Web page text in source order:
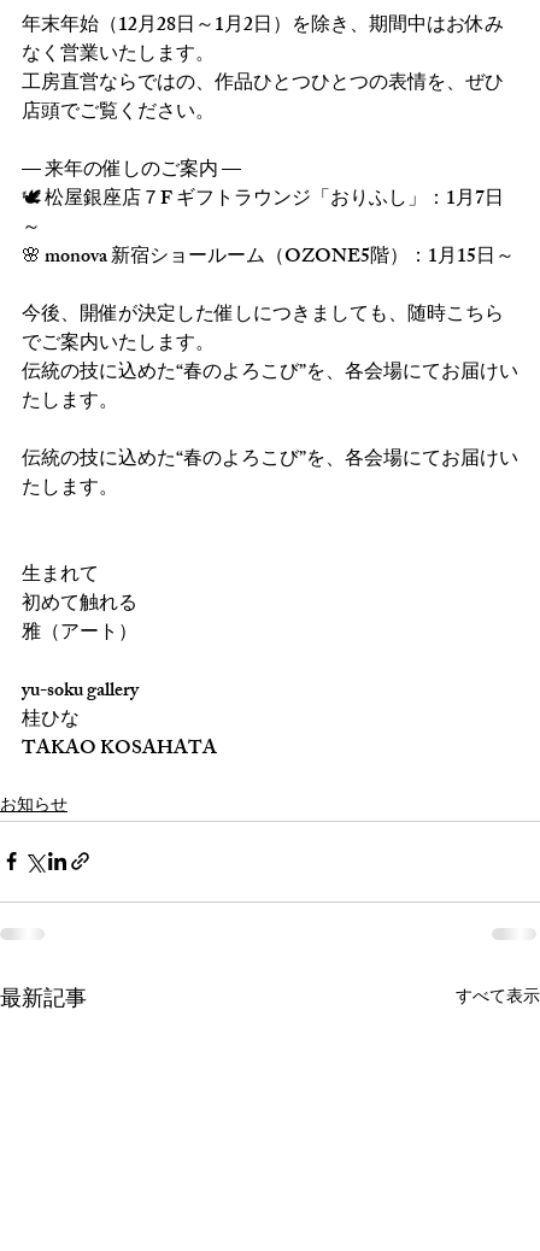
年末年始（12月28日～1月2日）を除き、期間中はお休み
なく営業いたします。
工房直営ならではの、作品ひとつひとつの表情を、ぜひ
店頭でご覧ください。
— 来年の催しのご案内 —
🕊 松屋銀座店７F ギフトラウンジ「おりふし」：1月7日
～
🌸 monova 新宿ショールーム（OZONE5階）：1月15日～
今後、開催が決定した催しにつきましても、随時こちら
でご案内いたします。
伝統の技に込めた“春のよろこび”を、各会場にてお届けい
たします。
伝統の技に込めた“春のよろこび”を、各会場にてお届けい
たします。
生まれて
初めて触れる
雅（アート）
yu-soku gallery
桂ひな
TAKAO KOSAHATA
お知らせ
最新記事 すべて表示